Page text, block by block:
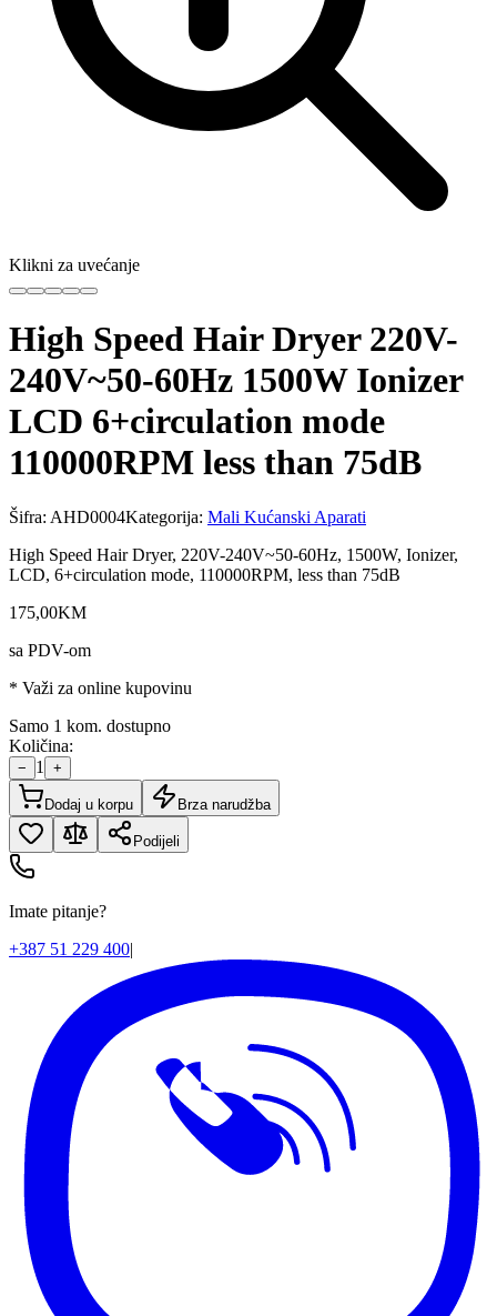
Klikni za uvećanje
High Speed Hair Dryer 220V-
240V~50-60Hz 1500W Ionizer
LCD 6+circulation mode
110000RPM less than 75dB
Šifra: AHD0004Kategorija: Mali Kućanski Aparati
High Speed Hair Dryer, 220V-240V~50-60Hz, 1500W, Ionizer,
LCD, 6+circulation mode, 110000RPM, less than 75dB
175,00KM
sa PDV-om
* Važi za online kupovinu
Samo 1 kom. dostupno
Količina:
− 1 +
Dodaj u korpu Brza narudžba
Podijeli
Imate pitanje?
+387 51 229 400|